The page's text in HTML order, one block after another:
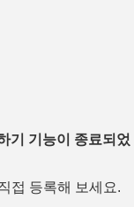
기 기능이 종료되었
접 등록해 보세요.